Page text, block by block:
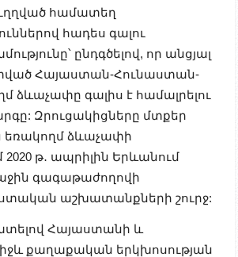
համատեղ
հադես գալու
ընդգծելով, որ անցյալ
Հայաստան-Հունաստան-
ձևաչափը գալիս է համալրելու
Զրուցակիցները մտքեր
ձևաչափի
թ․ ապրիլին Երևանում
գագաթաժողովի
աշխատանքների շուրջ:
Հայաստանի և
քաղաքական երկխոսության